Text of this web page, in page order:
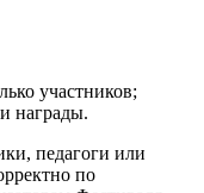
участников;
награды.
педагоги или
по